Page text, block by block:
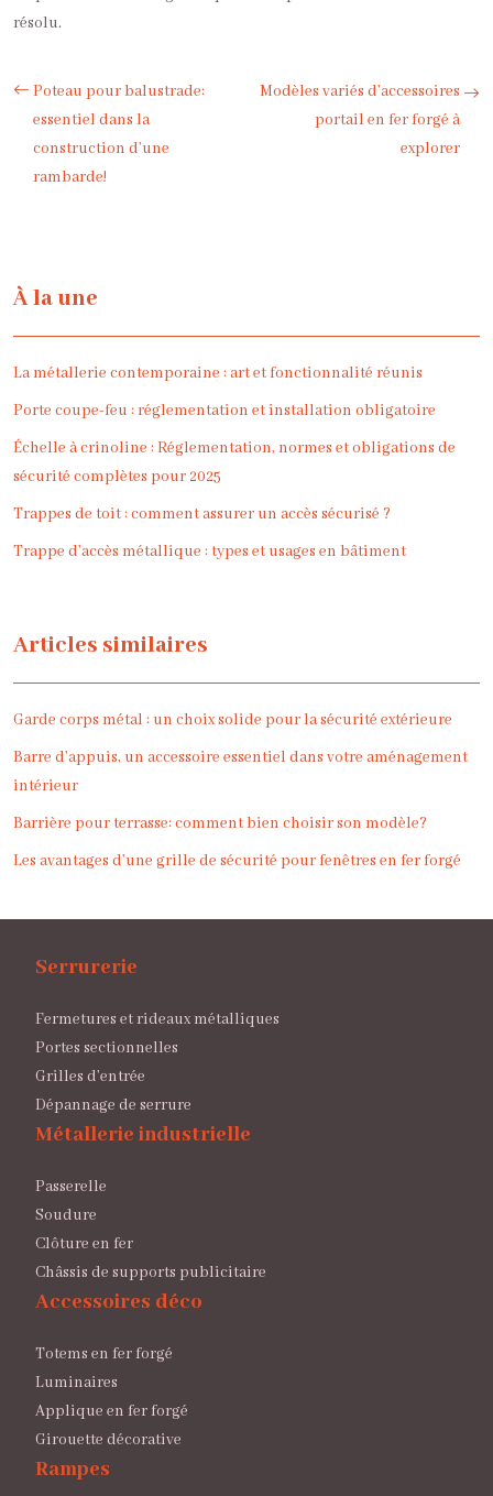
résolu.
Poteau pour balustrade:
essentiel dans la
construction d’une
rambarde!
Modèles variés d’accessoires
portail en fer forgé à
explorer
À la une
La métallerie contemporaine : art et fonctionnalité réunis
Porte coupe-feu : réglementation et installation obligatoire
Échelle à crinoline : Réglementation, normes et obligations de
sécurité complètes pour 2025
Trappes de toit : comment assurer un accès sécurisé ?
Trappe d’accès métallique : types et usages en bâtiment
Articles similaires
Garde corps métal : un choix solide pour la sécurité extérieure
Barre d’appuis, un accessoire essentiel dans votre aménagement
intérieur
Barrière pour terrasse: comment bien choisir son modèle?
Les avantages d’une grille de sécurité pour fenêtres en fer forgé
Serrurerie
Fermetures et rideaux métalliques
Portes sectionnelles
Grilles d’entrée
Dépannage de serrure
Métallerie industrielle
Passerelle
Soudure
Clôture en fer
Châssis de supports publicitaire
Accessoires déco
Totems en fer forgé
Luminaires
Applique en fer forgé
Girouette décorative
Rampes